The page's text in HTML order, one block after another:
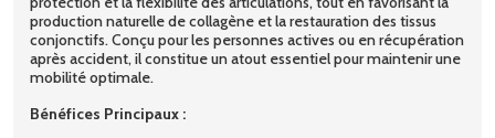
production naturelle de collagène et la restauration des tissus
conjonctifs. Conçu pour les personnes actives ou en récupération
après accident, il constitue un atout essentiel pour maintenir une
mobilité optimale.
Bénéfices Principaux :